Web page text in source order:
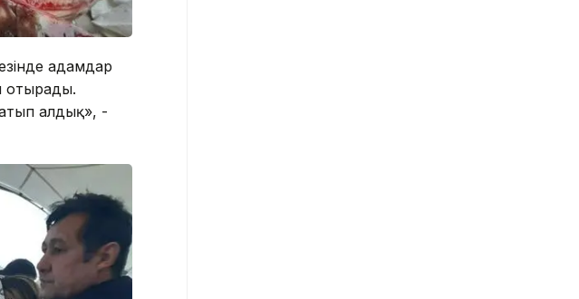
адамдар
отырады.
алдық», -